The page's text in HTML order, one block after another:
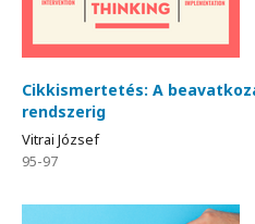
Cikkismertetés: A
rendszerig
Vitrai József
95-97